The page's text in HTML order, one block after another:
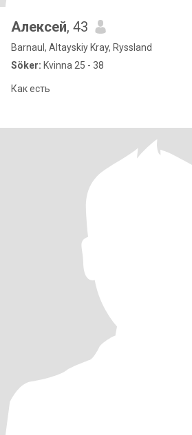
Алексей, 43
Barnaul, Altayskiy Kray, Ryssland
Söker: Kvinna 25 - 38
Как есть